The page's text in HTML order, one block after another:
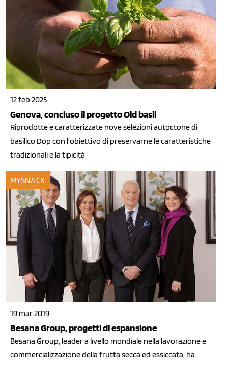
12 feb 2025
Genova, concluso il progetto Old basil
Riprodotte e caratterizzate nove selezioni autoctone di
basilico Dop con l'obiettivo di preservarne le caratteristiche
tradizionali e la tipicità
MYSNACK
19 mar 2019
Besana Group, progetti di espansione
Besana Group, leader a livello mondiale nella lavorazione e
commercializzazione della frutta secca ed essiccata, ha